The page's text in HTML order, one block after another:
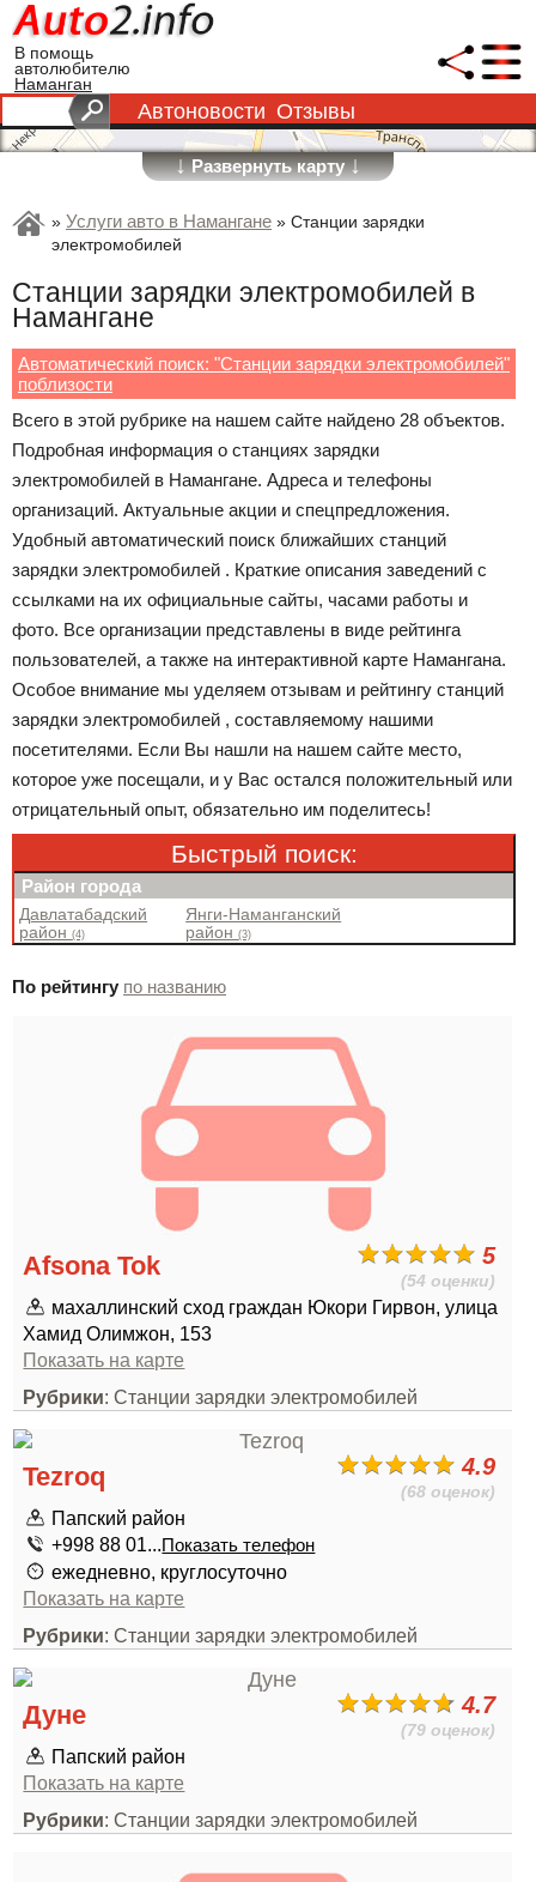
В помощь
автолюбителю
Наманган
Автоновости Отзывы
↓Развернуть карту↓
» Услуги авто в Намангане » Станции зарядки
электромобилей
Станции зарядки электромобилей в
Намангане
Автоматический поиск: "Станции зарядки электромобилей"
поблизости
Всего в этой рубрике на нашем сайте найдено 28 объектов.
Подробная информация о станциях зарядки
электромобилей в Намангане. Адреса и телефоны
организаций. Актуальные акции и спецпредложения.
Удобный автоматический поиск ближайших станций
зарядки электромобилей . Краткие описания заведений с
ссылками на их официальные сайты, часами работы и
фото. Все организации представлены в виде рейтинга
пользователей, а также на интерактивной карте Намангана.
Особое внимание мы уделяем отзывам и рейтингу станций
зарядки электромобилей , составляемому нашими
посетителями. Если Вы нашли на нашем сайте место,
которое уже посещали, и у Вас остался положительный или
отрицательный опыт, обязательно им поделитесь!
Быстрый поиск:
Район города
Давлатабадский
район(4)
Янги-Наманганский
район(3)
По рейтингу по названию
5
(54 оценки)
Afsona Tok
махаллинский сход граждан Юкори Гирвон, улица
Хамид Олимжон, 153
Показать на карте
Рубрики: Станции зарядки электромобилей
4.9
(68 оценок)
Tezroq
Папский район
+998 88 01...Показать телефон
ежедневно, круглосуточно
Показать на карте
Рубрики: Станции зарядки электромобилей
4.7
(79 оценок)
Дуне
Папский район
Показать на карте
Рубрики: Станции зарядки электромобилей